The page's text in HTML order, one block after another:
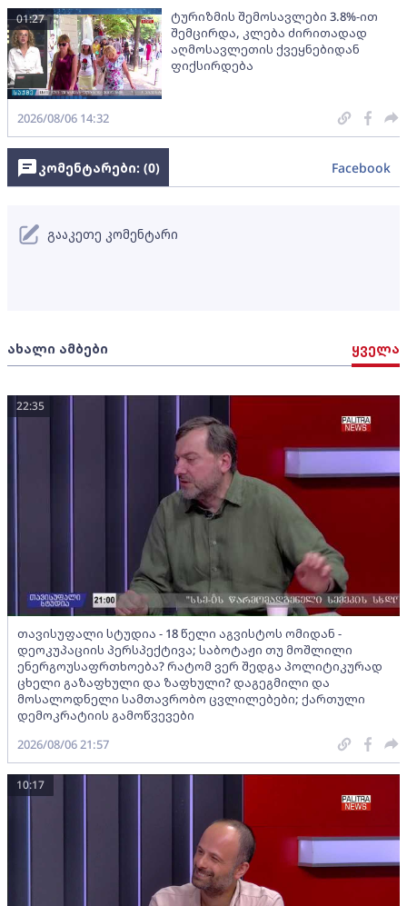
ტურიზმის შემოსავლები 3.8%-ით
შემცირდა, კლება ძირითადად
აღმოსავლეთის ქვეყნებიდან
ფიქსირდება
01:27
2026/08/06 14:32
ახალი ამბები ყველა
თავისუფალი სტუდია - 18 წელი აგვისტოს ომიდან -
დეოკუპაციის პერსპექტივა; საბოტაჟი თუ მოშლილი
ენერგოუსაფრთხოება? რატომ ვერ შედგა პოლიტიკურად
ცხელი გაზაფხული და ზაფხული? დაგეგმილი და
მოსალოდნელი სამთავრობო ცვლილებები; ქართული
დემოკრატიის გამოწვევები
22:35
2026/08/06 21:57
10:17
კომენტარები: (0) Facebook
გააკეთე კომენტარი